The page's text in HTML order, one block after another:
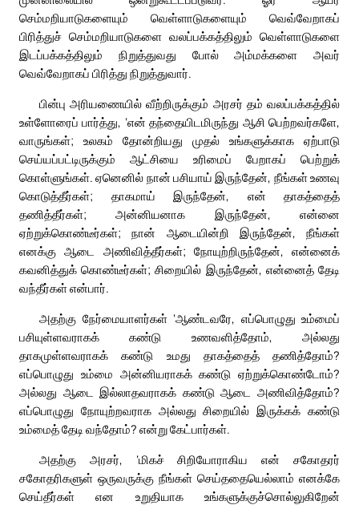
செம்மறியாடுகளையும் வெள்ளாடுகளையும் வெவ்வேறாகப்
பிரித்துச் செம்மறியாடுகளை வலப்பக்கத்திலும் வெள்ளாடுகளை
இடப்பக்கத்திலும் நிறுத்துவது போல் அம்மக்களை அவர்
வெவ்வேறாகப் பிரித்து நிறுத்துவார்.
பின்பு அரியணையில் வீற்றிருக்கும் அரசர் தம் வலப்பக்கத்தில்
உள்ளோரைப் பார்த்து, ‘என் தந்தையிடமிருந்து ஆசி பெற்றவர்களே,
வாருங்கள்; உலகம் தோன்றியது முதல் உங்களுக்காக ஏற்பாடு
செய்யப்பட்டிருக்கும் ஆட்சியை உரிமைப் பேறாகப் பெற்றுக்
கொள்ளுங்கள். ஏனெனில் நான் பசியாய் இருந்தேன், நீங்கள் உணவு
கொடுத்தீர்கள்; தாகமாய் இருந்தேன், என் தாகத்தைத்
தணித்தீர்கள்; அன்னியனாக இருந்தேன், என்னை
ஏற்றுக்கொண்டீர்கள்; நான் ஆடையின்றி இருந்தேன், நீங்கள்
எனக்கு ஆடை அணிவித்தீர்கள்; நோயுற்றிருந்தேன், என்னைக்
கவனித்துக் கொண்டீர்கள்; சிறையில் இருந்தேன், என்னைத் தேடி
வந்தீர்கள் என்பார்.
அதற்கு நேர்மையாளர்கள் ‘ஆண்டவரே, எப்பொழுது உம்மைப்
பசியுள்ளவராகக் கண்டு உணவளித்தோம், அல்லது
தாகமுள்ளவராகக் கண்டு உமது தாகத்தைத் தணித்தோம்?
எப்பொழுது உம்மை அன்னியராகக் கண்டு ஏற்றுக்கொண்டோம்?
அல்லது ஆடை இல்லாதவராகக் கண்டு ஆடை அணிவித்தோம்?
எப்பொழுது நோயுற்றவராக அல்லது சிறையில் இருக்கக் கண்டு
உம்மைத் தேடி வந்தோம்? என்று கேட்பார்கள்.
அதற்கு அரசர், ‘மிகச் சிறியோராகிய என் சகோதரர்
சகோதரிகளுள் ஒருவருக்கு நீங்கள் செய்ததையெல்லாம் எனக்கே
செய்தீர்கள் என உறுதியாக உங்களுக்குச்சொல்லுகிறேன்